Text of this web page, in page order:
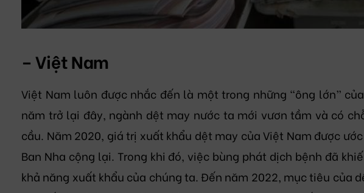
– Việt Nam
Việt Nam luôn được nhắc đến là một trong những “ông lớn”
năm trở lại đây, ngành dệt may nước ta mới vươn tầm và có
cầu. Năm 2020, giá trị xuất khẩu dệt may của Việt Nam được
Ban Nha cộng lại. Trong khi đó, việc bùng phát dịch bệnh đã
khả năng xuất khẩu của chúng ta. Đến năm 2022, mục tiêu của